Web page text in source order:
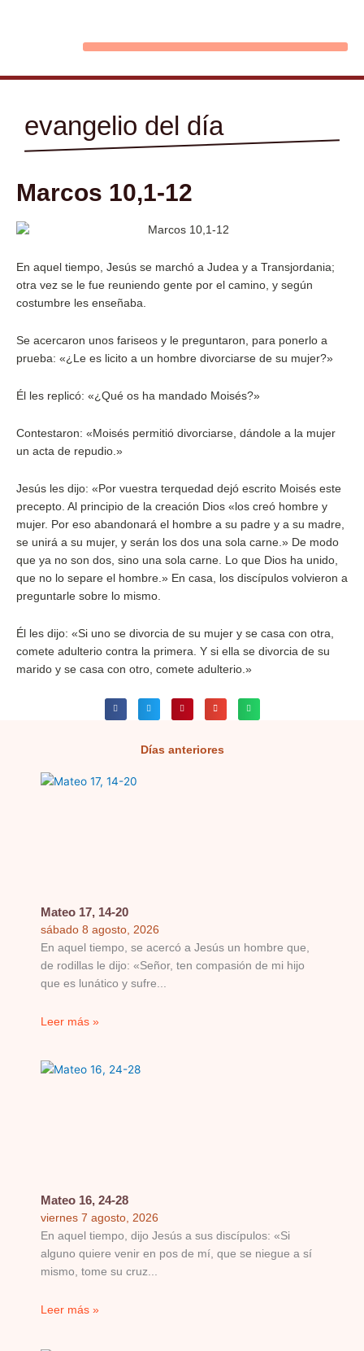
evangelio del día
Marcos 10,1-12
En aquel tiempo, Jesús se marchó a Judea y a Transjordania;
otra vez se le fue reuniendo gente por el camino, y según
costumbre les enseñaba.
Se acercaron unos fariseos y le preguntaron, para ponerlo a
prueba: «¿Le es licito a un hombre divorciarse de su mujer?»
Él les replicó: «¿Qué os ha mandado Moisés?»
Contestaron: «Moisés permitió divorciarse, dándole a la mujer
un acta de repudio.»
Jesús les dijo: «Por vuestra terquedad dejó escrito Moisés este
precepto. Al principio de la creación Dios «los creó hombre y
mujer. Por eso abandonará el hombre a su padre y a su madre,
se unirá a su mujer, y serán los dos una sola carne.» De modo
que ya no son dos, sino una sola carne. Lo que Dios ha unido,
que no lo separe el hombre.» En casa, los discípulos volvieron a
preguntarle sobre lo mismo.
Él les dijo: «Si uno se divorcia de su mujer y se casa con otra,
comete adulterio contra la primera. Y si ella se divorcia de su
marido y se casa con otro, comete adulterio.»
Días anteriores
Mateo 17, 14-20
sábado 8 agosto, 2026
En aquel tiempo, se acercó a Jesús un hombre que,
de rodillas le dijo: «Señor, ten compasión de mi hijo
que es lunático y sufre
Leer más »
Mateo 16, 24-28
viernes 7 agosto, 2026
En aquel tiempo, dijo Jesús a sus discípulos: «Si
alguno quiere venir en pos de mí, que se niegue a sí
mismo, tome su cruz
Leer más »